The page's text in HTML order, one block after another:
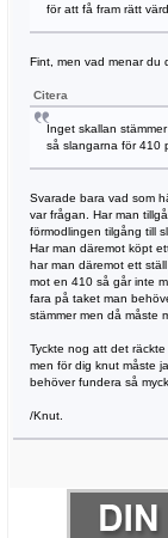
för att få fram rätt
Fint, men vad menar du
Citera
Inget skallan
så slangarna för 410
Svarade bara vad som
var frågan. Har man
förmodlingen tilgång till
Har man däremot köpt
har man däremot ett
mot en 410 så går inte
fara på taket man
stämmer men då måste
Tyckte nog att det
men för dig knut måste
behöver fundera så
/Knut.